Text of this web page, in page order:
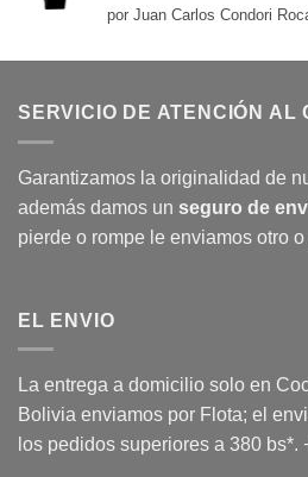
Valorado
con
por Juan Carlos Condori
SERVICIO DE ATENCIÓN AL
Garantizamos la originalidad de
además damos un seguro de
pierde o rompe le enviamos otro
EL ENVIO
La entrega a domicilio solo en
Bolivia enviamos por Flota; el
los pedidos superiores a 380 bs*.